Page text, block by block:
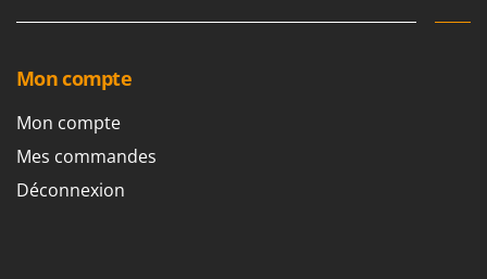
Marina Systems
Mastercook
Masterpro
McCulloch
Mon compte
Mon compte
Mes commandes
Déconnexion